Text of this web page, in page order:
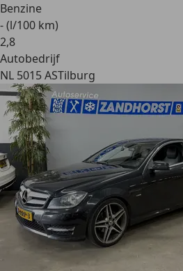
Benzine
- (l/100 km)
2,8
Autobedrijf
NL 5015 ASTilburg